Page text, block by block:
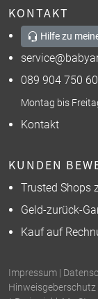
KONTAKT
Hilfe zu
089 904 750 60
Montag bis
Kontakt
KUNDEN
Trusted Shops
Geld-zurück-
Kauf auf
Impressum |
Hinweisgeberschutz